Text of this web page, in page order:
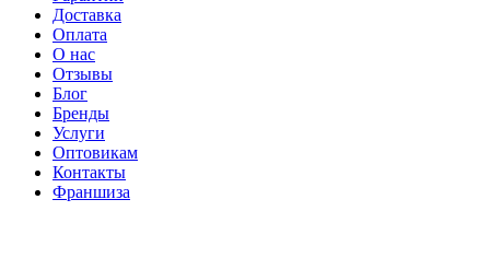
Доставка
Оплата
О нас
Отзывы
Блог
Бренды
Услуги
Оптовикам
Контакты
Франшиза